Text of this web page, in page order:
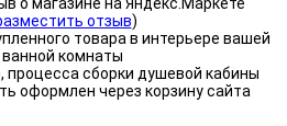
отзыв)
товара в интерьере вашей
ванной комнаты
процесса сборки душевой кабины
оформлен через корзину сайта